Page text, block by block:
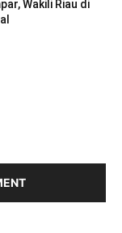
Wakili Riau di